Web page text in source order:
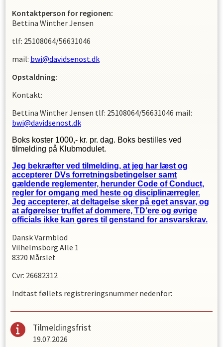
Kontaktperson for regionen:
Bettina Winther Jensen
tlf: 25108064/56631046
mail: bwi@davidsenost.dk
Opstaldning:
Kontakt:
Bettina Winther Jensen tlf: 25108064/56631046 mail:
bwi@davidsenost.dk
Boks koster 1000,- kr. pr. dag. Boks bestilles ved
tilmelding på Klubmodulet.
Jeg bekræfter ved tilmelding, at jeg har læst og
accepterer DVs forretningsbetingelser samt
gældende reglementer, herunder Code of Conduct,
regler for omgang med heste og disciplinærregler.
Jeg accepterer, at deltagelse sker på eget ansvar, og
at afgørelser truffet af dommere, TD’ere og øvrige
officials ikke kan gøres til genstand for ansvarskrav.
Dansk Varmblod
Vilhelmsborg Alle 1
8320 Mårslet
Cvr: 26682312
Indtast føllets registreringsnummer nedenfor:
Tilmeldingsfrist
19.07.2026